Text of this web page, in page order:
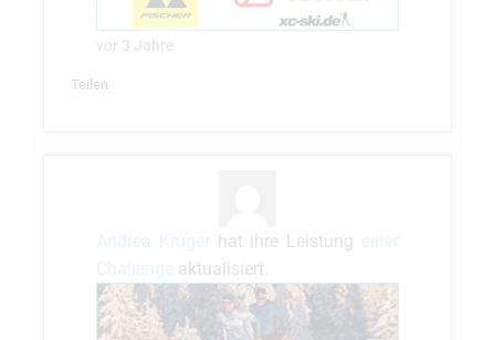
vor 3 Jahre
Teilen
Andrea Krügerhat ihre Leistung einer
Challenge aktualisiert.